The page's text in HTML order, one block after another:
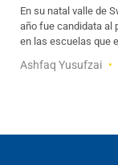
En su natal valle de
año fue candidata al
en las escuelas que
Ashfaq Yusufzai